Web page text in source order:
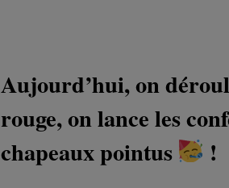
Aujourd’hui, on
rouge, on lance les
chapeaux pointus
!